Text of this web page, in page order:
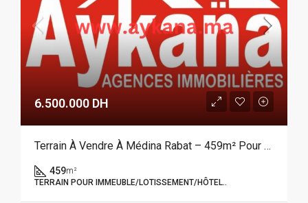
6.500.000 DH
Terrain À Vendre À Médina Rabat – 459m² Pour Riad Ou Hôtel | AYKANA Agences Immobilières REF 3965
459m²
TERRAIN POUR IMMEUBLE/LOTISSEMENT/HÔTEL..